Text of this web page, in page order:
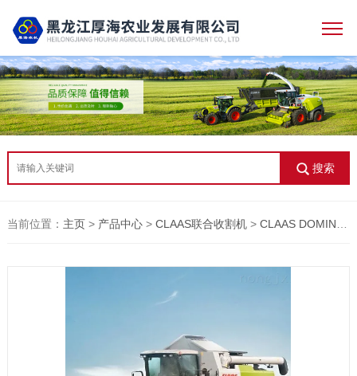
搜索
当前位置： 主页> 产品中心> CLAAS联合收割机> CLAAS DOMINATOR 370